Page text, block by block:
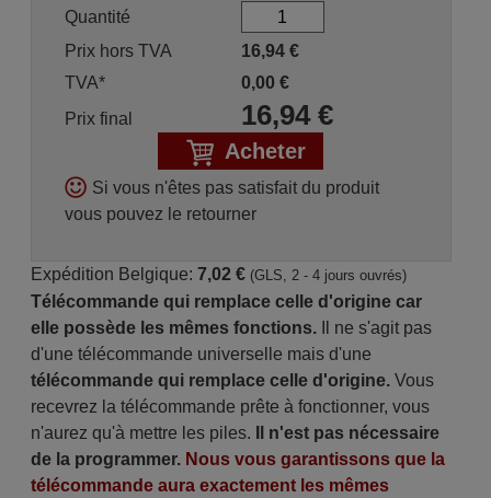
Quantité
Prix hors TVA
16,94€
TVA*
0,00 €
Prix final
16,94€
Acheter
Si vous n'êtes pas satisfait du produit
vous pouvez le retourner
Expédition Belgique: 7,02 € (GLS, 2 - 4 jours ouvrés)
Télécommande qui remplace celle d'origine car
elle possède les mêmes fonctions.Il ne s'agit pas
d'une télécommande universelle mais d'une
télécommande qui remplace celle d'origine.Vous
recevrez la télécommande prête à fonctionner, vous
n'aurez qu'à mettre les piles.
Il n'est pas nécessaire
de la programmer. Nous vous garantissons que la
télécommande aura exactement les mêmes